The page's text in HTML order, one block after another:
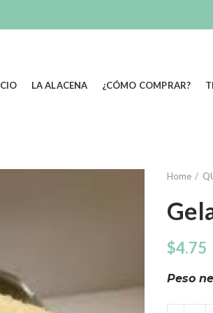
LA ALACENA ¿CÓMO COMPRAR?
Home
$4.75
Peso